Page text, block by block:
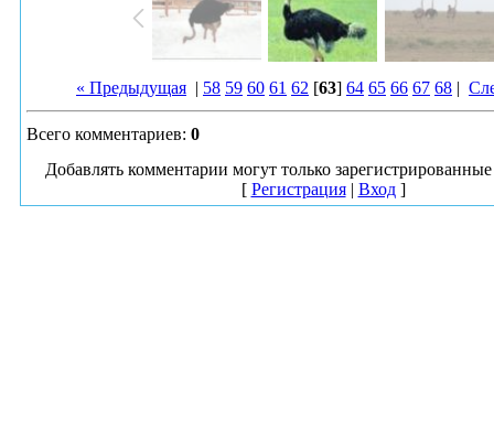
« Предыдущая | 58 59 60 61 62 [63] 64 65 66 67 68 |
Всего комментариев: 0
Добавлять комментарии могут только
[ Регистрация| Вход]